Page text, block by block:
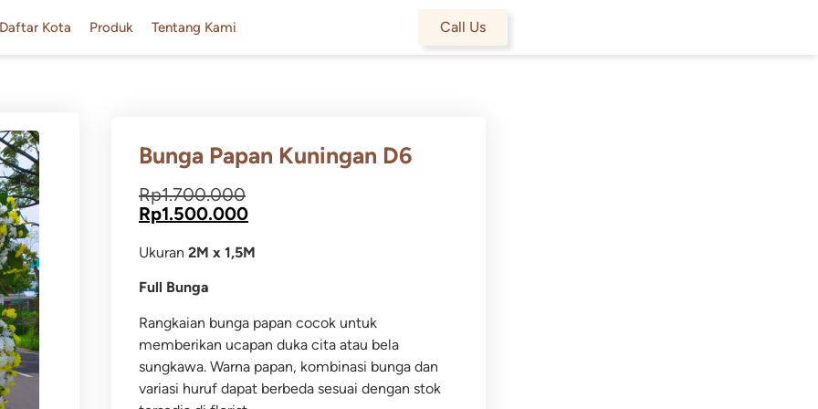
Daftar Kota Produk Tentang Kami Call Us
Bunga Papan Kuningan D6
Rp1.700.000
Rp1.500.000
Ukuran 2M x 1,5M
Full Bunga
Rangkaian bunga papan cocok untuk
memberikan ucapan duka cita atau bela
sungkawa. Warna papan, kombinasi bunga dan
variasi huruf dapat berbeda sesuai dengan stok